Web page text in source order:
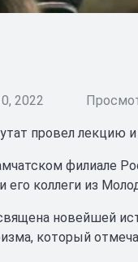
2022
провел лекцию
филиале
его коллеги из
новейшей
который